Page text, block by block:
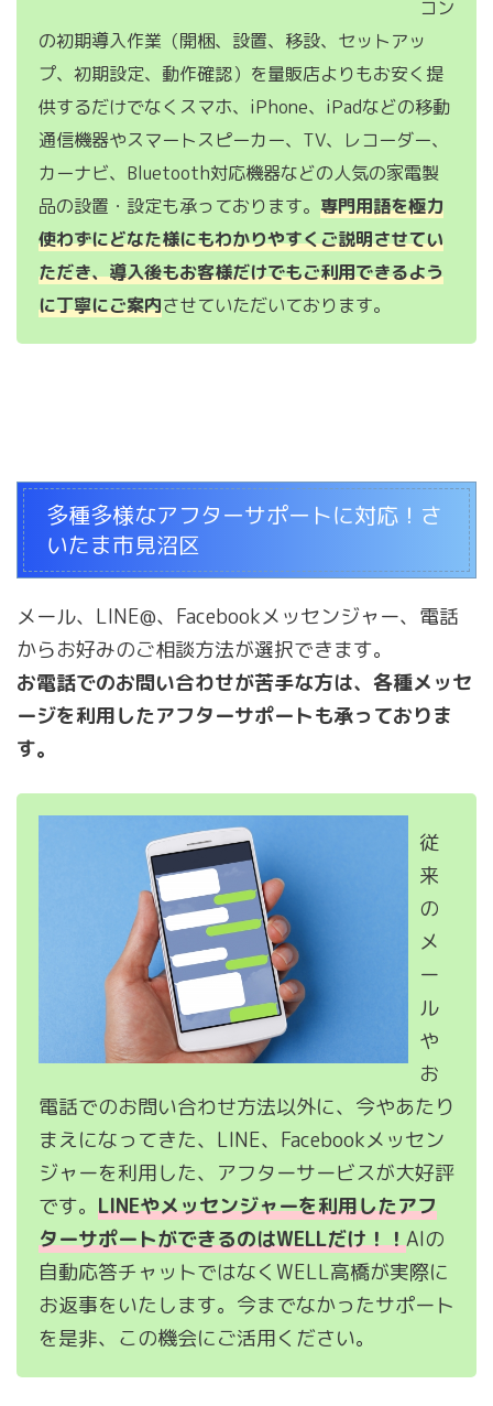
コン
の初期導入作業（開梱、設置、移設、セットアッ
プ、初期設定、動作確認）を量販店よりもお安く提
供するだけでなくスマホ、iPhone、iPadなどの移動
通信機器やスマートスピーカー、TV、レコーダー、
カーナビ、Bluetooth対応機器などの人気の家電製
品の設置・設定も承っております。 専門用語を極力
使わずにどなた様にもわかりやすくご説明させてい
ただき、導入後もお客様だけでもご利用できるよう
に丁寧にご案内させていただいております。
多種多様なアフターサポートに対応！さ
いたま市見沼区
メール、LINE@、Facebookメッセンジャー、電話
からお好みのご相談方法が選択できます。
お電話でのお問い合わせが苦手な方は、各種メッセ
ージを利用したアフターサポートも承っておりま
す。
従
来
の
メ
ー
ル
や
お
電話でのお問い合わせ方法以外に、今やあたり
まえになってきた、LINE、Facebookメッセン
ジャーを利用した、アフターサービスが大好評
です。 LINEやメッセンジャーを利用したアフ
ターサポートができるのはWELLだけ！！AIの
自動応答チャットではなくWELL高橋が実際に
お返事をいたします。今までなかったサポート
を是非、この機会にご活用ください。